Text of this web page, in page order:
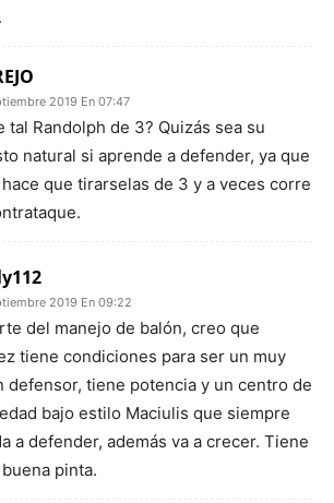
2019 En 07:47
tal Randolph de 3? Quizás sea su
natural si aprende a defender, ya que
que tirarselas de 3 y a veces corre
2019 En 09:22
del manejo de balón, creo que
tiene condiciones para ser un muy
defensor, tiene potencia y un centro de
bajo estilo Maciulis que siempre
a defender, además va a crecer. Tiene
pinta.